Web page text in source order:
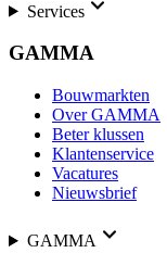
Services
GAMMA
Bouwmarkten
Over GAMMA
Beter klussen
Klantenservice
Vacatures
Nieuwsbrief
GAMMA